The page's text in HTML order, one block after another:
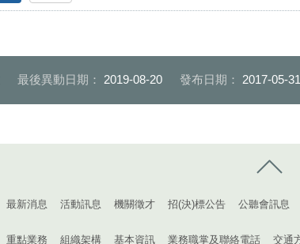
最後異動日期： 2019-08-20 發布日期： 2017-05-31
最新消息 活動訊息 機關徵才 招(決)標公告 公聽會訊息
重點業務 組織架構 基本資訊 業務職掌及聯絡電話 交通